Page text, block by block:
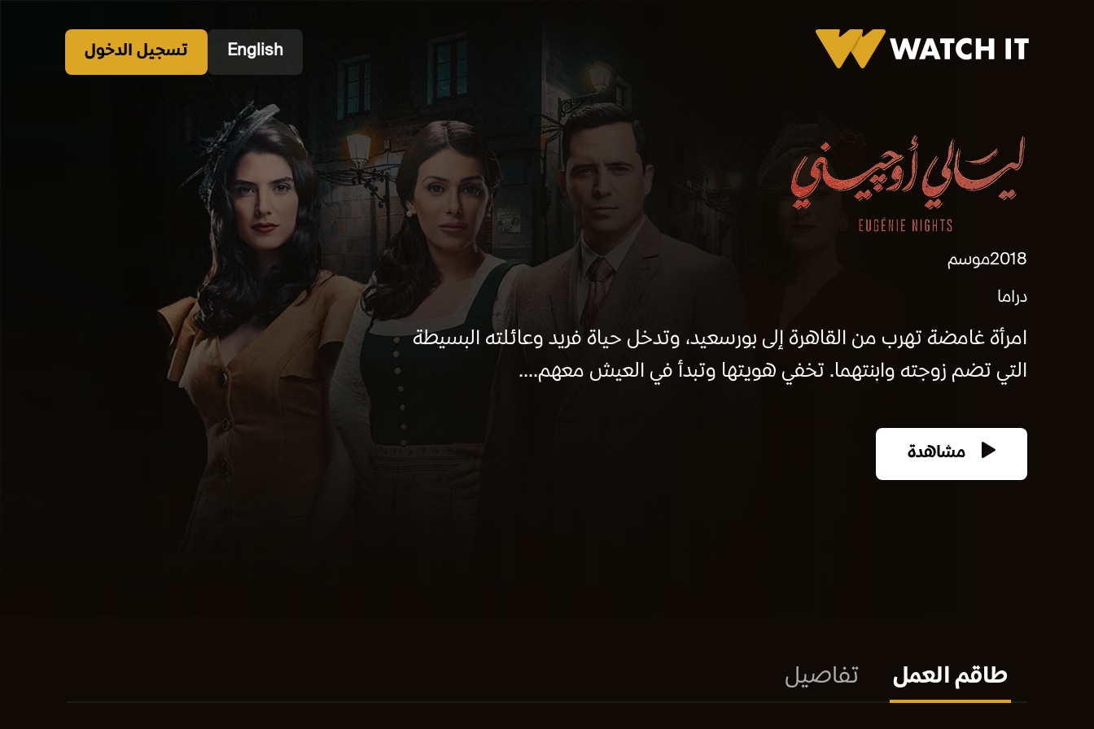
English تسجيل الدخول
2018موسم
دراما
امرأة غامضة تهرب من القاهرة إلى بورسعيد، وتدخل حياة فريد وعائلته البسيطة
التي تضم زوجته وابنتهما. تخفي هويتها وتبدأ في العيش معهم....
مشاهدة
طاقم العمل تفاصيل